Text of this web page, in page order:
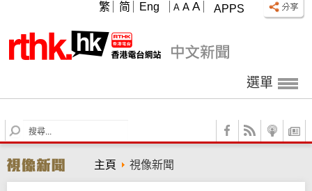
APPS
A A A
繁 简 Eng
選單
S
e
r
c
主頁 視像新聞